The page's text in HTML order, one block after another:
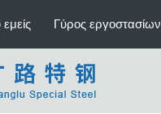
Γύρος εργοστασίων